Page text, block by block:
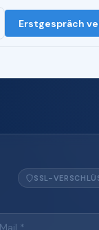
Erstgespräch
SSL-